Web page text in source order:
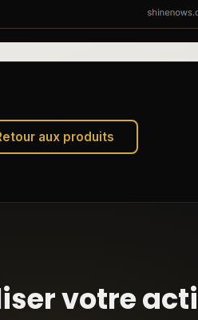
aux produits
votre